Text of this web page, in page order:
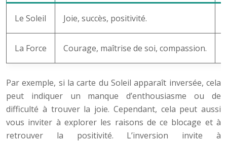
Le Soleil Joie, succès, positivité.
La Force Courage, maîtrise de soi, compassion.
Par exemple, si la carte du Soleil apparaît inversée, cela
peut indiquer un manque d’enthousiasme ou de
difficulté à trouver la joie. Cependant, cela peut aussi
vous inviter à explorer les raisons de ce blocage et à
retrouver la positivité. L’inversion invite à